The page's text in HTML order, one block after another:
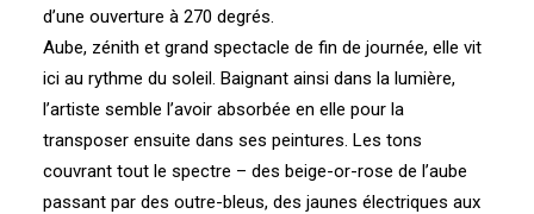
d’une ouverture à 270 degrés.
Aube, zénith et grand spectacle de fin de journée, elle vit
ici au rythme du soleil. Baignant ainsi dans la lumière,
l’artiste semble l’avoir absorbée en elle pour la
transposer ensuite dans ses peintures. Les tons
couvrant tout le spectre – des beige-or-rose de l’aube
passant par des outre-bleus, des jaunes électriques aux